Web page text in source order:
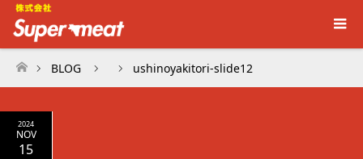
ホーム
BLOG ushinoyakitori-slide12
2024
NOV
15